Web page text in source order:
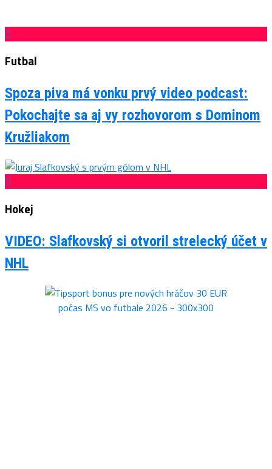
Futbal
Spoza piva má vonku prvý video podcast:
Pokochajte sa aj vy rozhovorom s Dominom
Kružliakom
Hokej
VIDEO: Slafkovský si otvoril strelecký účet v
NHL